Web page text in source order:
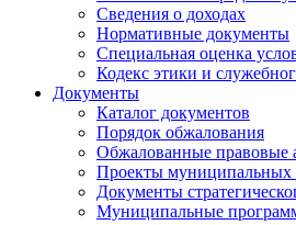
Сведения о доходах
Нормативные документы
Специальная оценка
Кодекс этики и
Документы
Каталог документов
Порядок обжалования
Обжалованные правовые
Проекты муниципальных
Документы
Муниципальные